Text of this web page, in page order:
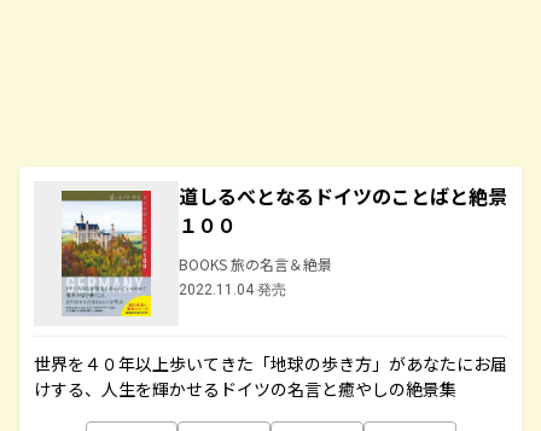
道しるべとなるドイツのことばと絶景
１００
BOOKS 旅の名言＆絶景
2022.11.04 発売
世界を４０年以上歩いてきた「地球の歩き方」があなたにお届
けする、人生を輝かせるドイツの名言と癒やしの絶景集